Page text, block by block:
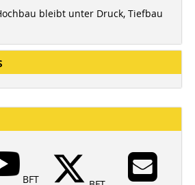
bleibt unter Druck, Tiefbau
BFT